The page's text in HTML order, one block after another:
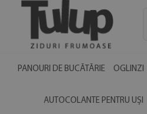
PANOURI DE BUCĂTĂRIE OGLINZI
AUTOCOLANTE PENTRU UȘI